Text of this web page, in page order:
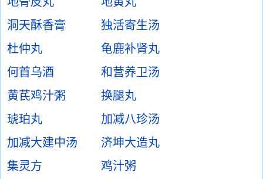
洞天酥香膏
独活寄生汤
杜仲丸
龟鹿补肾丸
何首乌酒
和营养卫汤
黄芪鸡汁粥
换腿丸
琥珀丸
加减八珍汤
加减大建中汤
济坤大造丸
集灵方
鸡汁粥